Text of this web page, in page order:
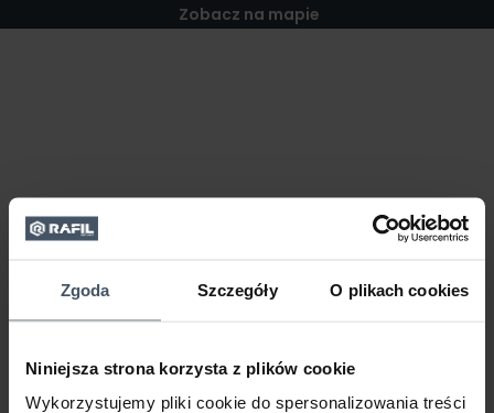
Zgoda Szczegóły O plikach cookies
Niniejsza strona korzysta z plików cookie
Wykorzystujemy pliki cookie do spersonalizowania treści
Zobacz na mapie